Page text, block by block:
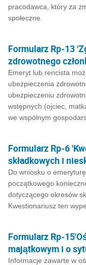
pracodawca, który za
społeczne.
Formularz Rp-13
zdrowotnego
Emeryt lub rencista
ubezpieczenia
ubezpieczeniu
wstępnych (ojciec,
we wspólnym
Formularz Rp-6
składkowych i
Do wniosku o
początkowego
dotyczącego okresów
Kwestionariusz ten
Formularz Rp-
majątkowym i o
Informacje zawarte w